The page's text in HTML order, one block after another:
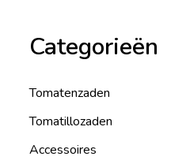
Categorieën
Tomatenzaden
Tomatillozaden
Accessoires